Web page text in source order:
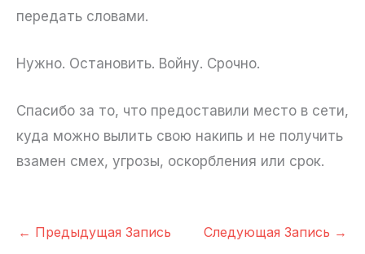
передать словами.
Нужно. Остановить. Войну. Срочно.
Спасибо за то, что предоставили место в сети,
куда можно вылить свою накипь и не получить
взамен смех, угрозы, оскорбления или срок.
← Предыдущая Запись Следующая Запись →